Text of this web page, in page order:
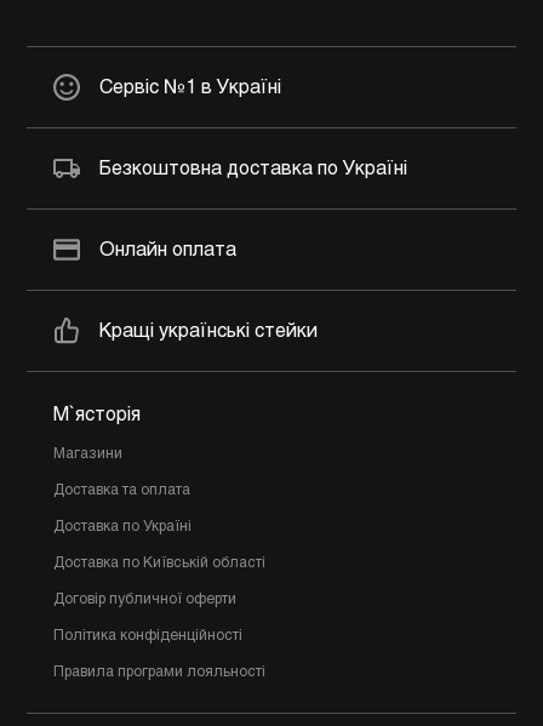
Сервіс №1 в Україні
Безкоштовна доставка по Україні
Онлайн оплата
Кращі українські стейки
М`ясторія
Магазини
Доставка та оплата
Доставка по Україні
Доставка по Київській області
Договір публичної оферти
Політика конфіденційності
Правила програми лояльності